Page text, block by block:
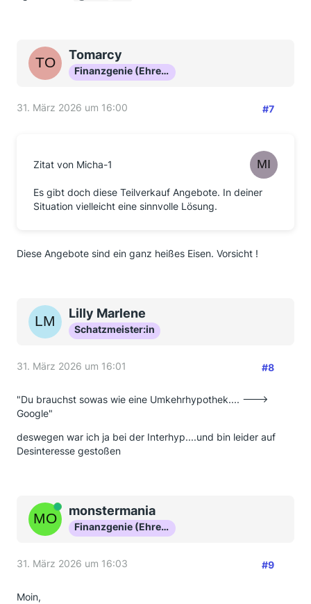
Tomarcy
Finanzgenie (Ehrenmitglied)
31. März 2026 um 16:00 #7
Zitat von Micha-1
Es gibt doch diese Teilverkauf Angebote. In deiner
Situation vielleicht eine sinnvolle Lösung.
Diese Angebote sind ein ganz heißes Eisen. Vorsicht !
Lilly Marlene
Schatzmeister:in
31. März 2026 um 16:01 #8
"Du brauchst sowas wie eine Umkehrhypothek.... --->
Google"
deswegen war ich ja bei der Interhyp....und bin leider auf
Desinteresse gestoßen
Onlinemonstermania
Finanzgenie (Ehrenmitglied)
31. März 2026 um 16:03 #9
Moin,